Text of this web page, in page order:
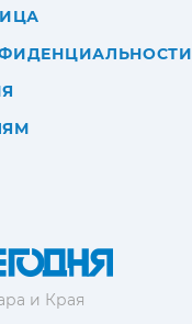
и Края